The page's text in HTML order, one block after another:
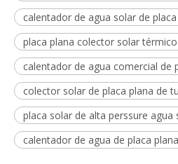
calentador de agua solar de
placa plana colector solar térmico
calentador de agua comercial de
colector solar de placa plana de
placa solar de alta perssure agua
calentador de agua de placa